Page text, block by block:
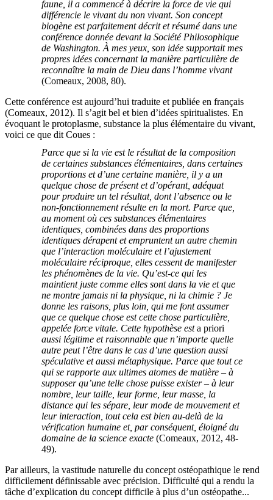
faune, il a commencé à décrire la force de vie qui
différencie le vivant du non vivant. Son concept
biogène est parfaitement décrit et résumé dans une
conférence donnée devant la Société Philosophique
de Washington. À mes yeux, son idée supportait mes
propres idées concernant la manière particulière de
reconnaître la main de Dieu dans l’homme vivant
(Comeaux, 2008, 80).
Cette conférence est aujourd’hui traduite et publiée en français
(Comeaux, 2012). Il s’agit bel et bien d’idées spiritualistes. En
évoquant le protoplasme, substance la plus élémentaire du vivant,
voici ce que dit Coues :
Parce que si la vie est le résultat de la composition
de certaines substances élémentaires, dans certaines
proportions et d’une certaine manière, il y a un
quelque chose de présent et d’opérant, adéquat
pour produire un tel résultat, dont l’absence ou le
non-fonctionnement résulte en la mort. Parce que,
au moment où ces substances élémentaires
identiques, combinées dans des proportions
identiques dérapent et empruntent un autre chemin
que l’interaction moléculaire et l’ajustement
moléculaire réciproque, elles cessent de manifester
les phénomènes de la vie. Qu’est-ce qui les
maintient juste comme elles sont dans la vie et que
ne montre jamais ni la physique, ni la chimie ? Je
donne les raisons, plus loin, qui me font assumer
que ce quelque chose est cette chose particulière,
appelée force vitale. Cette hypothèse esta priori
aussi légitime et raisonnable que n’importe quelle
autre peut l’être dans le cas d’une question aussi
spéculative et aussi métaphysique. Parce que tout ce
qui se rapporte aux ultimes atomes de matière – à
supposer qu’une telle chose puisse exister – à leur
nombre, leur taille, leur forme, leur masse, la
distance qui les sépare, leur mode de mouvement et
leur interaction, tout cela est bien au-delà de la
vérification humaine et, par conséquent, éloigné du
domaine de la science exacte (Comeaux, 2012, 48-
49).
Par ailleurs, la vastitude naturelle du concept ostéopathique le rend
difficilement définissable avec précision. Difficulté qui a rendu la
tâche d’explication du concept difficile à plus d’un ostéopathe...